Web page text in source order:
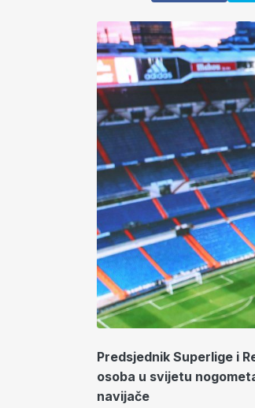
Predsjednik Superlige i
osoba u svijetu
navijače